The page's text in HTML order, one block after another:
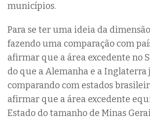
municípios.
Para se ter uma ideia da
fazendo uma comparação com
afirmar que a área excedente no
do que a Alemanha e a Inglaterra
comparando com estados
afirmar que a área excedente
Estado do tamanho de Minas